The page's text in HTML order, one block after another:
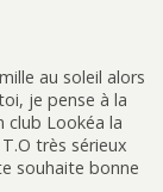
au soleil alors
je pense à la
club Lookéa la
très sérieux
souhaite bonne